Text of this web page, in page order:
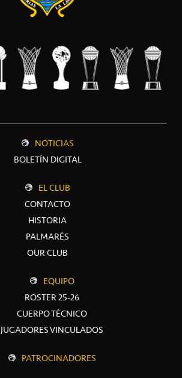
NOTICIAS
BOLETÍN DIGITAL
EL CLUB
CONTACTO
HISTORIA
PALMARÉS
OUR CLUB
EQUIPO
ROSTER 25-26
CUERPO TÉCNICO
JUGADORES VINCULADOS
PATROCINADORES